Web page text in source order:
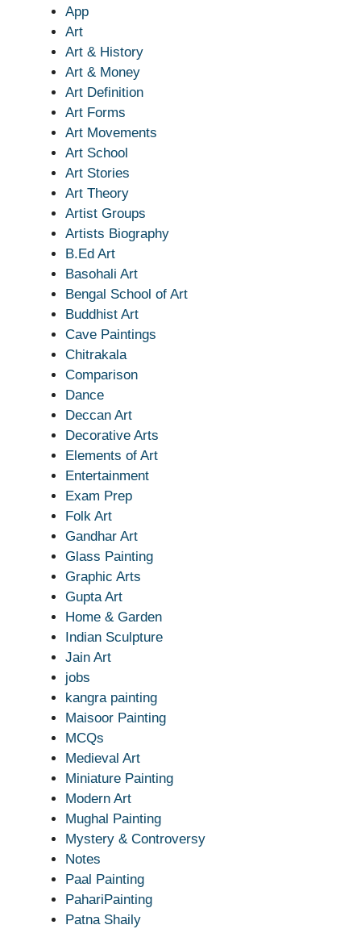
App
Art
Art & History
Art & Money
Art Definition
Art Forms
Art Movements
Art School
Art Stories
Art Theory
Artist Groups
Artists Biography
B.Ed Art
Basohali Art
Bengal School of Art
Buddhist Art
Cave Paintings
Chitrakala
Comparison
Dance
Deccan Art
Decorative Arts
Elements of Art
Entertainment
Exam Prep
Folk Art
Gandhar Art
Glass Painting
Graphic Arts
Gupta Art
Home & Garden
Indian Sculpture
Jain Art
jobs
kangra painting
Maisoor Painting
MCQs
Medieval Art
Miniature Painting
Modern Art
Mughal Painting
Mystery & Controversy
Notes
Paal Painting
PahariPainting
Patna Shaily